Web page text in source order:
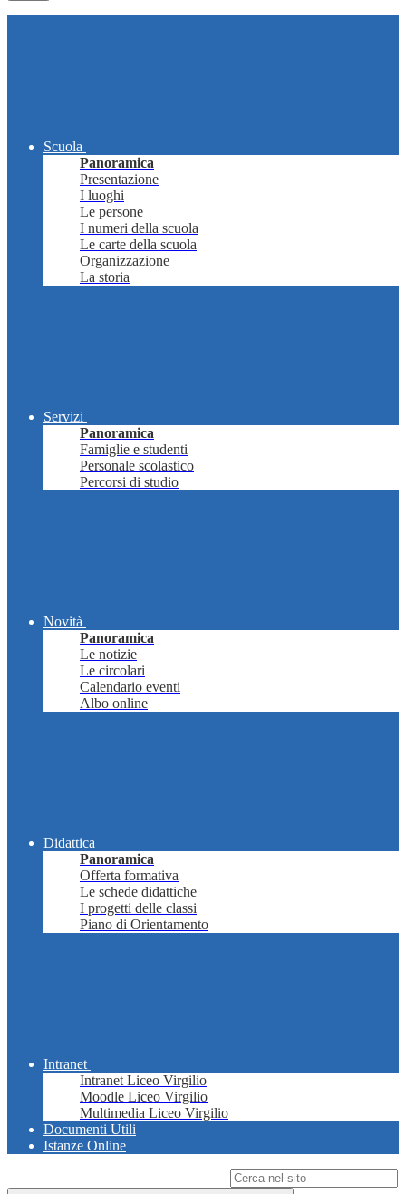
Scuola
Panoramica
Presentazione
I luoghi
Le persone
I numeri della scuola
Le carte della scuola
Organizzazione
La storia
Servizi
Panoramica
Famiglie e studenti
Personale scolastico
Percorsi di studio
Novità
Panoramica
Le notizie
Le circolari
Calendario eventi
Albo online
Didattica
Panoramica
Offerta formativa
Le schede didattiche
I progetti delle classi
Piano di Orientamento
Intranet
Intranet Liceo Virgilio
Moodle Liceo Virgilio
Multimedia Liceo Virgilio
Documenti Utili
Istanze Online